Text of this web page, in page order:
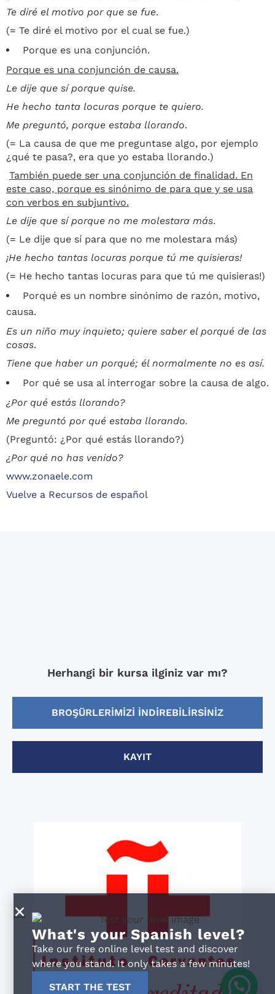
Te diré el motivo por que se fue.
(= Te diré el motivo por el cual se fue.)
Porque es una conjunción.
Porque es una conjunción de causa.
Le dije que sí porque quise.
He hecho tanta locuras porque te quiero.
Me preguntó, porque estaba llorando.
(= La causa de que me preguntase algo, por ejemplo
¿qué te pasa?, era que yo estaba llorando.)
También puede ser una conjunción de finalidad. En
este caso, porque es sinónimo de para que y se usa
con verbos en subjuntivo.
Le dije que sí porque no me molestara más.
(= Le dije que sí para que no me molestara más)
¡He hecho tantas locuras porque tú me quisieras!
(= He hecho tantas locuras para que tú me quisieras!)
Porqué es un nombre sinónimo de razón, motivo,
causa.
Es un niño muy inquieto; quiere saber el porqué de las
cosas.
Tiene que haber un porqué; él normalmente no es así.
Por qué se usa al interrogar sobre la causa de algo.
¿Por qué estás llorando?
Me preguntó por qué estaba llorando.
(Preguntó: ¿Por qué estás llorando?)
¿Por qué no has venido?
www.zonaele.com
Vuelve a Recursos de español
Herhangi bir kursa ilginiz var mı?
BROŞÜRLERIMIZI INDIREBILIRSINIZ
KAYIT
What's your Spanish level?
Take our free online level test and discover
where you stand. It only takes a few minutes!
START THE TEST